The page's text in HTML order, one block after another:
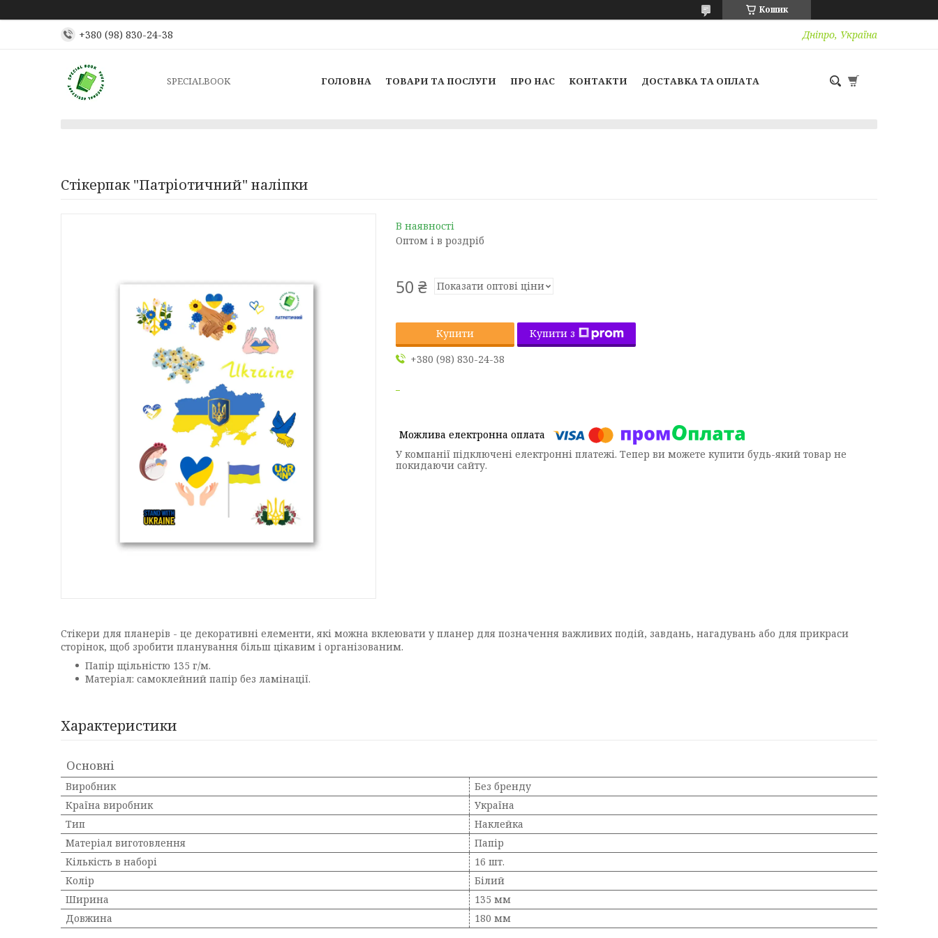
Кошик
+380 (98) 830-24-38 Дніпро, Україна
SPECIALBOOK ГОЛОВНА ТОВАРИ ТА ПОСЛУГИ ПРО НАС КОНТАКТИ ДОСТАВКА ТА ОПЛАТА
Стікерпак "Патріотичний" наліпки
В наявності
Оптом і в роздріб
50 ₴ Показати оптові ціни
Купити
Купити з
+380 (98) 830-24-38
У компанії підключені електронні платежі. Тепер ви можете купити будь-який товар не
покидаючи сайту.
Стікери для планерів - це декоративні елементи, які можна вклеювати у планер для позначення важливих подій, завдань, нагадувань або для прикраси
сторінок, щоб зробити планування більш цікавим і організованим.
Папір щільністю 135 г/м.
Матеріал: самоклейний папір без ламінації.
Характеристики
Основні
Виробник
Без бренду
Країна виробник
Україна
Тип
Наклейка
Матеріал виготовлення
Папір
Кількість в наборі
16 шт.
Колір
Білий
Ширина
135 мм
Довжина
180 мм